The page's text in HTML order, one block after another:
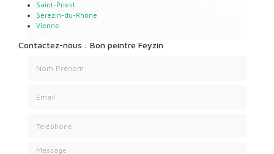
Saint-Priest
Sérézin-du-Rhône
Vienne
Contactez-nous : Bon peintre Feyzin
Message